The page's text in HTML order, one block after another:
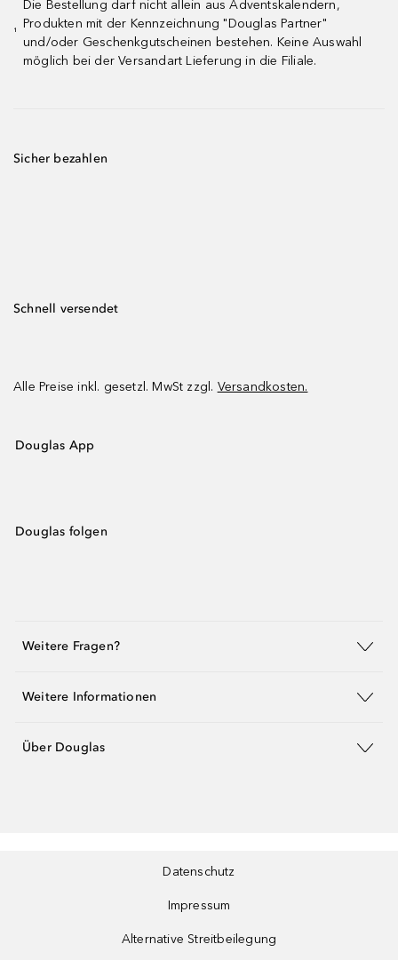
¹
Die Bestellung darf nicht allein aus Adventskalendern,
Produkten mit der Kennzeichnung "Douglas Partner"
und/oder Geschenkgutscheinen bestehen. Keine Auswahl
möglich bei der Versandart Lieferung in die Filiale.
Sicher bezahlen
Schnell versendet
Alle Preise inkl. gesetzl. MwSt zzgl. Versandkosten.
Douglas App
Douglas folgen
Weitere Fragen?
Weitere Informationen
Über Douglas
Datenschutz
Impressum
Alternative Streitbeilegung